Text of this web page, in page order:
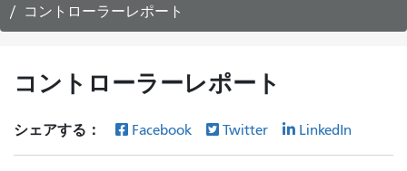
移
切
コントローラーレポート
コントローラーレポート
シェアする： Facebook Twitter LinkedIn